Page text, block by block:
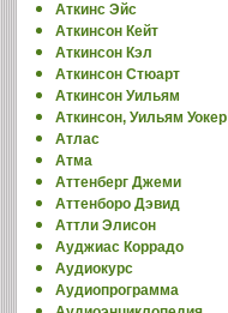
Аткинс Эйс
Аткинсон Кейт
Аткинсон Кэл
Аткинсон Стюарт
Аткинсон Уильям
Аткинсон, Уильям Уокер
Атлас
Атма
Аттенберг Джеми
Аттенборо Дэвид
Аттли Элисон
Ауджиас Коррадо
Аудиокурс
Аудиопрограмма